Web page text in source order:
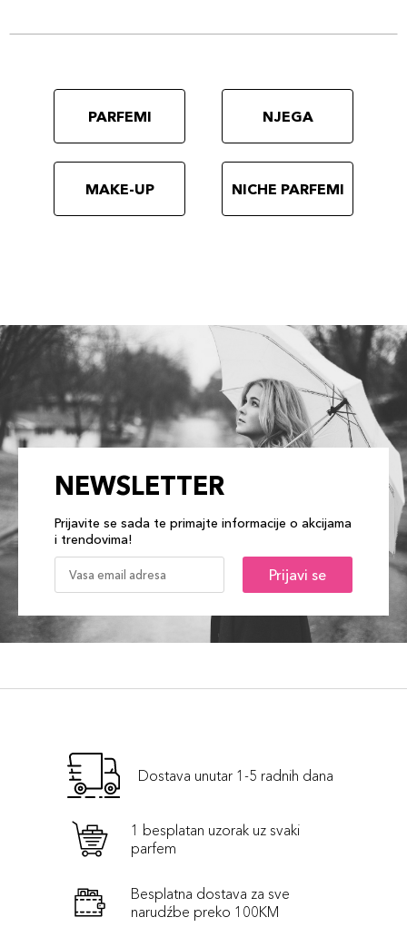
PARFEMI NJEGA
MAKE-UP NICHE PARFEMI
NEWSLETTER
Prijavite se sada te primajte informacije o akcijama
i trendovima!
Prijavi se
Dostava unutar 1-5 radnih dana
1 besplatan uzorak uz svaki
parfem
Besplatna dostava za sve
narudźbe preko 100KM